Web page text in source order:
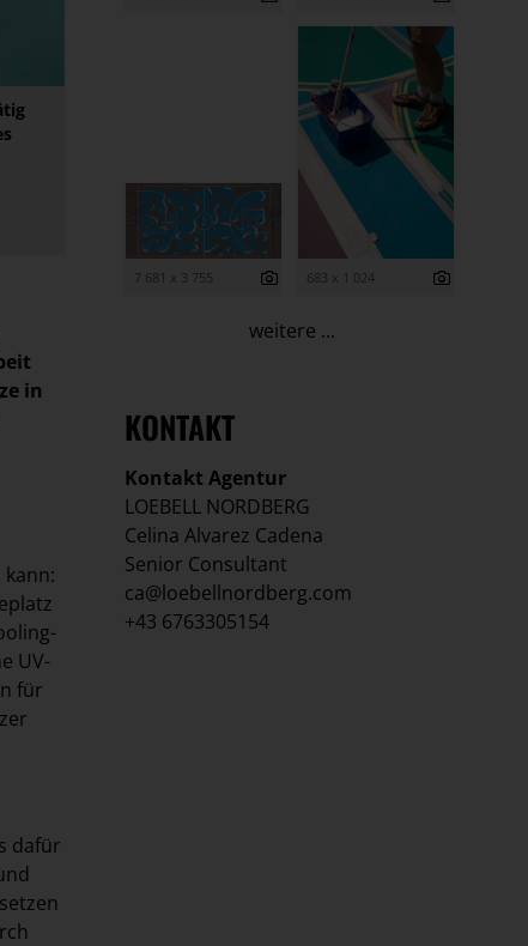
in
UV-
für
dafür
7 681 x 3 755 683 x 1 024
weitere ...
KONTAKT
Kontakt Agentur
LOEBELL NORDBERG
Celina Alvarez Cadena
Senior Consultant
ca@loebellnordberg.com
+43 6763305154